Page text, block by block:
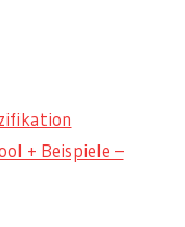
+ Beispiele –